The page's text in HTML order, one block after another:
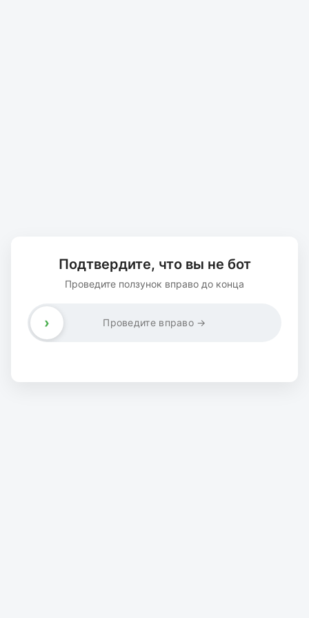
Подтвердите, что вы не бот
Проведите ползунок вправо до конца
Проведите вправо →
›